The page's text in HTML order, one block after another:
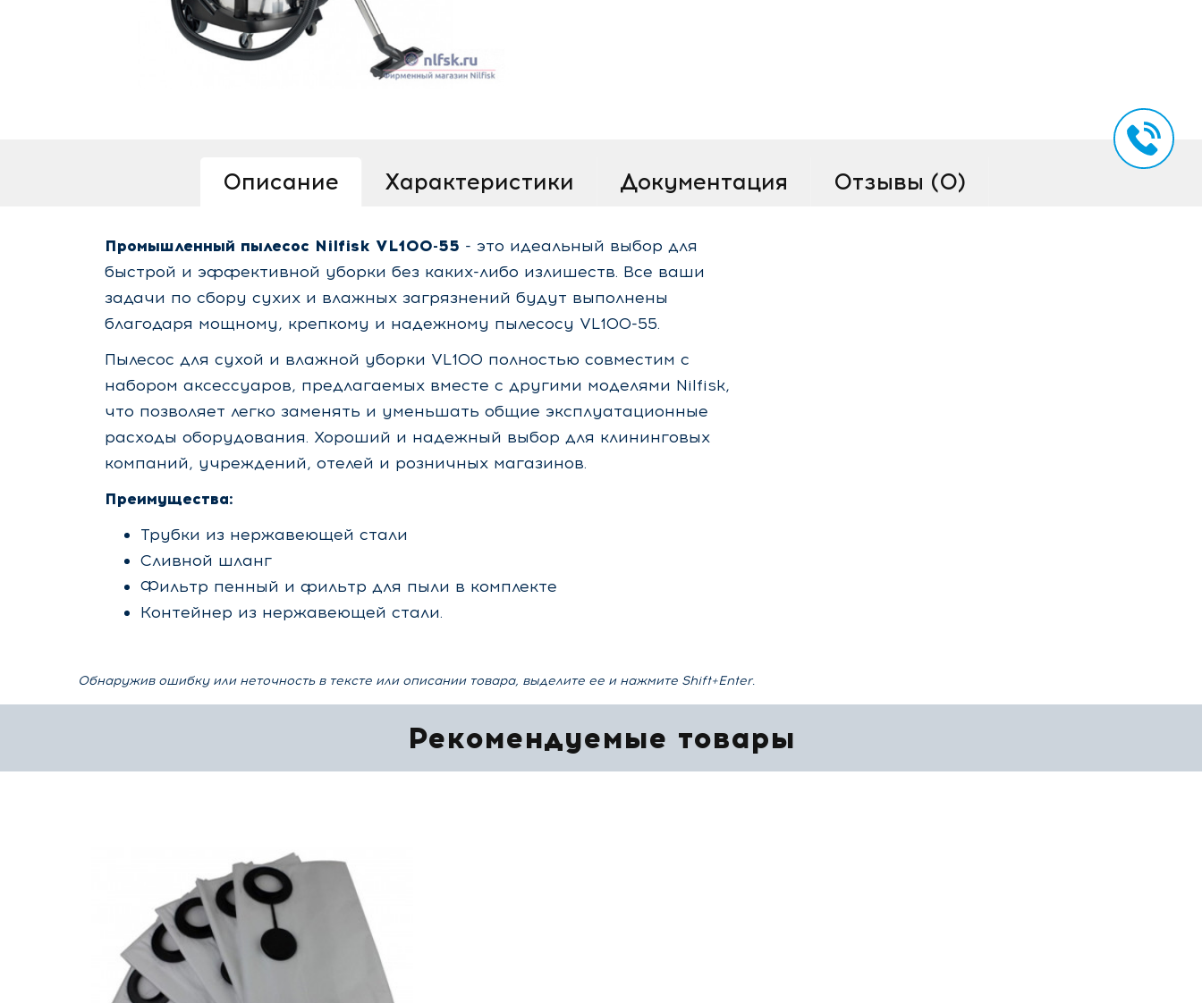
Описание Характеристики Документация Отзывы (0)
Промышленный пылесос Nilfisk VL100-55 - это идеальный выбор для
быстрой и эффективной уборки без каких-либо излишеств. Все ваши
задачи по сбору сухих и влажных загрязнений будут выполнены
благодаря мощному, крепкому и надежному пылесосу VL100-55.
Пылесос для сухой и влажной уборки VL100 полностью совместим с
набором аксессуаров, предлагаемых вместе с другими моделями Nilfisk,
что позволяет легко заменять и уменьшать общие эксплуатационные
расходы оборудования. Хороший и надежный выбор для клининговых
компаний, учреждений, отелей и розничных магазинов.
Преимущества:
Трубки из нержавеющей стали
Сливной шланг
Фильтр пенный и фильтр для пыли в комплекте
Контейнер из нержавеющей стали.
Обнаружив ошибку или неточность в тексте или описании товара, выделите ее и нажмите Shift+Enter.
Рекомендуемые товары